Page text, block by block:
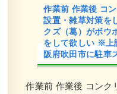
作業前 作業後 コ
設置・雑草対策を
クズ（葛）がボウ
をして欲しい ※上
阪府吹田市に駐車
作業前 作業後 コンク